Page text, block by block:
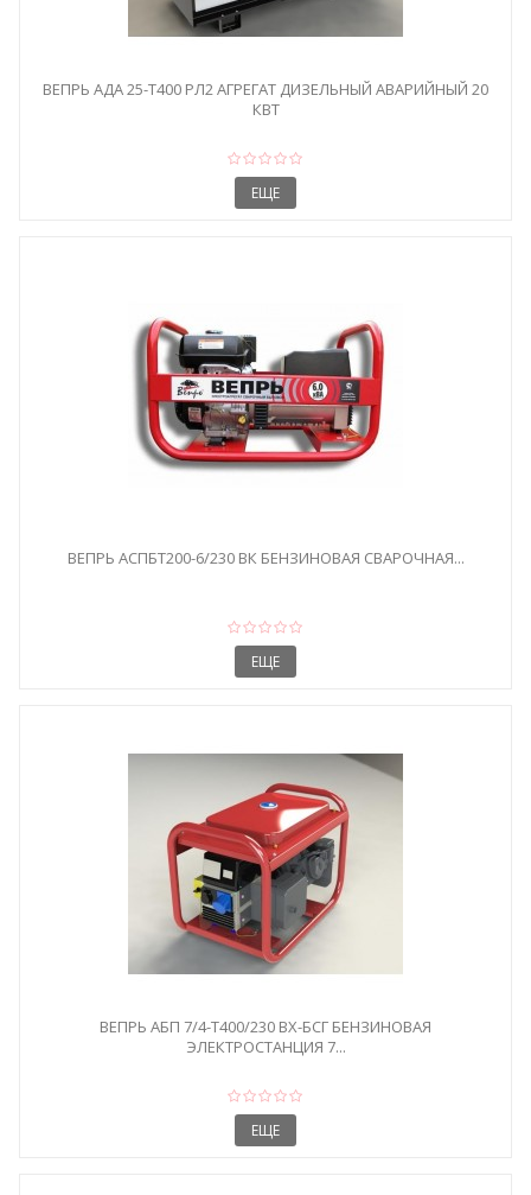
ВЕПРЬ АДА 25-Т400 РЛ2 АГРЕГАТ ДИЗЕЛЬНЫЙ АВАРИЙНЫЙ 20
КВТ
ЕЩЕ
ВЕПРЬ АСПБТ200-6/230 ВК БЕНЗИНОВАЯ СВАРОЧНАЯ...
ЕЩЕ
ВЕПРЬ АБП 7/4-Т400/230 ВX-БСГ БЕНЗИНОВАЯ
ЭЛЕКТРОСТАНЦИЯ 7...
ЕЩЕ